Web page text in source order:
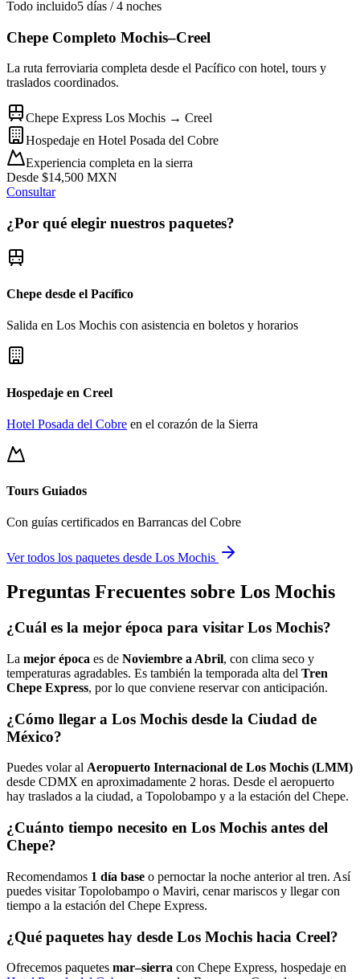
Todo incluido5 días / 4 noches
Chepe Completo Mochis–Creel
La ruta ferroviaria completa desde el Pacífico con hotel, tours y
traslados coordinados.
Chepe Express Los Mochis → Creel
Hospedaje en Hotel Posada del Cobre
Experiencia completa en la sierra
Desde $14,500 MXN
Consultar
¿Por qué elegir nuestros paquetes?
Chepe desde el Pacífico
Salida en Los Mochis con asistencia en boletos y horarios
Hospedaje en Creel
Hotel Posada del Cobre en el corazón de la Sierra
Tours Guiados
Con guías certificados en Barrancas del Cobre
Ver todos los paquetes desde Los Mochis
Preguntas Frecuentes sobre Los Mochis
¿Cuál es la mejor época para visitar Los Mochis?
La mejor época es de Noviembre a Abril, con clima seco y
temperaturas agradables. Es también la temporada alta del Tren
Chepe Express, por lo que conviene reservar con anticipación.
¿Cómo llegar a Los Mochis desde la Ciudad de
México?
Puedes volar al Aeropuerto Internacional de Los Mochis (LMM)
desde CDMX en aproximadamente 2 horas. Desde el aeropuerto
hay traslados a la ciudad, a Topolobampo y a la estación del Chepe.
¿Cuánto tiempo necesito en Los Mochis antes del
Chepe?
Recomendamos 1 día base o pernoctar la noche anterior al tren. Así
puedes visitar Topolobampo o Maviri, cenar mariscos y llegar con
tiempo a la estación del Chepe Express.
¿Qué paquetes hay desde Los Mochis hacia Creel?
Ofrecemos paquetes mar–sierra con Chepe Express, hospedaje en